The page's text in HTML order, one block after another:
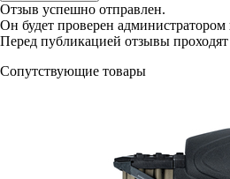
Отзыв успешно отправлен.
Он будет проверен
Перед публикацией отзывы
Сопутствующие товары